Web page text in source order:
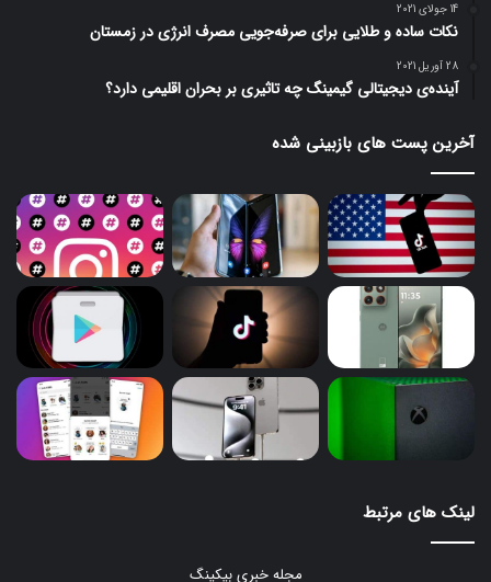
14 جولای 2021
نکات ساده و طلایی برای صرفه‌جویی مصرف انرژی در زمستان
28 آوریل 2021
آینده‌ی دیجیتالی گیمینگ چه تاثیری بر بحران اقلیمی دارد؟
آخرین پست های بازبینی شده
لینک های مرتبط
مجله خبری بیکینگ